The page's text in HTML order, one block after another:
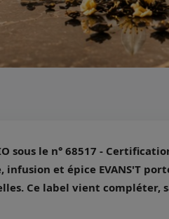
sous le n° 68517 -
infusion et épice EVANS'T
Ce label vient